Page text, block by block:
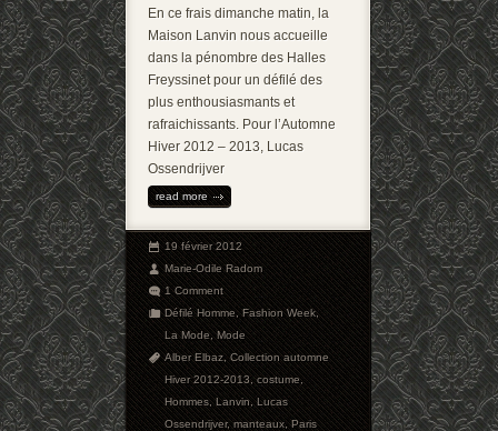
En ce frais dimanche matin, la
Maison Lanvin nous accueille
dans la pénombre des Halles
Freyssinet pour un défilé des
plus enthousiasmants et
rafraichissants. Pour l’Automne
Hiver 2012 – 2013, Lucas
Ossendrijver
read more
19 février 2012
Marie-Odile Radom
1 Comment
Défilé Homme,Fashion Week,
La Mode,Mode
Alber Elbaz,Collection automne
Hiver 2012-2013,costume,
Hommes,Lanvin,Lucas
Ossendrijver,manteaux,Paris